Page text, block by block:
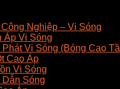
Nghiệp – Vi Sóng
Áp Vi Sóng
Vi Sóng (Bóng Cao
Cao Áp
Vi Sóng
Dẫn Sóng